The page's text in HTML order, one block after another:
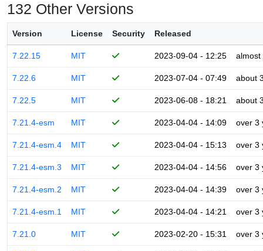
132 Other Versions
Version License Security Released
7.22.15 MIT 2023-09-04 - 12:25 almost
7.22.6 MIT 2023-07-04 - 07:49 about
7.22.5 MIT 2023-06-08 - 18:21 about
7.21.4-esm MIT 2023-04-04 - 14:09 over 3
7.21.4-esm.4 MIT 2023-04-04 - 15:13 over 3
7.21.4-esm.3 MIT 2023-04-04 - 14:56 over 3
7.21.4-esm.2 MIT 2023-04-04 - 14:39 over 3
7.21.4-esm.1 MIT 2023-04-04 - 14:21 over 3
7.21.0 MIT 2023-02-20 - 15:31 over 3